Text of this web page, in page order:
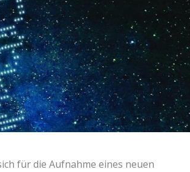
für die Aufnahme eines neuen